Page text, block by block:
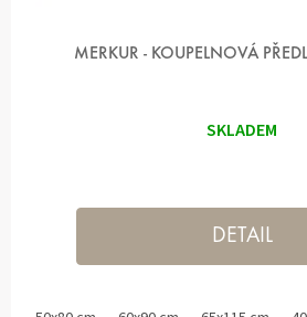
MERKUR - KOUPELNOVÁ
SKLADEM
DETAIL